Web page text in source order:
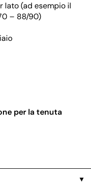
lato (ad esempio il
– 88/90)
per la tenuta
▼